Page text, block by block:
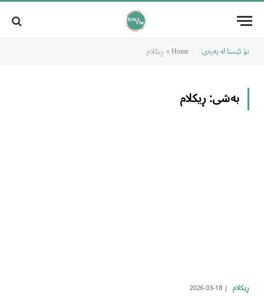
تۆ ئێستا لە پەرەی: Home
» ڕیکلام
بەشی:ڕیکلام
ڕیکلام 2026-03-18